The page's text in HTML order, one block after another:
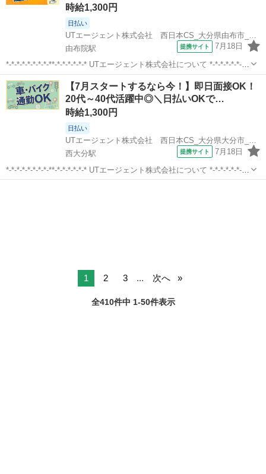
時給1,300円
日払い
由布院駅
提携サイト 7月18日
*-*-*-*-*-*-*-*-**-*-*-*-*-*-* UTエージェント株式会社について *-*-*-*-*-*-*-
*-**-*-*-*-*-*-* 当社は「無期雇用派遣」を行っている会社です。 採用決
定後はUTエー...
大分 由布市 由布院駅 倉庫
【7月スタートするなら今！】即日面接OK！
20代～40代活躍中◎＼日払いOKで…
時給1,300円
日払い
UTエージェント株式会社 西日本CS_大分県大分市_製造
西大分駅
提携サイト 7月18日
*-*-*-*-*-*-*-*-**-*-*-*-*-*-* UTエージェント株式会社について *-*-*-*-*-*-*-
*-**-*-*-*-*-*-* 当社は「無期雇用派遣」を行っている会社です。 採用決
1 2 3 ... 次へ
全410件中 1-50件表示